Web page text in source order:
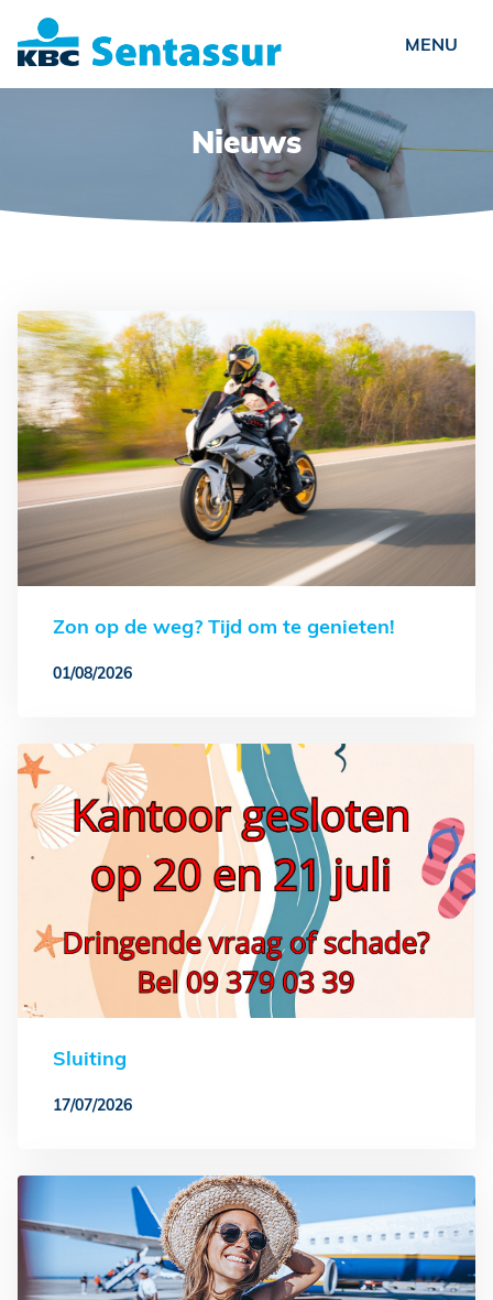
Vacatures
Veelgestelde vragen
Contact
Schade?
Nieuws
Zon op de weg? Tijd om te genieten!
01/08/2026
Sluiting
17/07/2026